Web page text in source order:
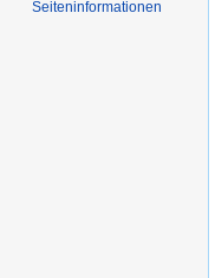
Seiten­­informationen